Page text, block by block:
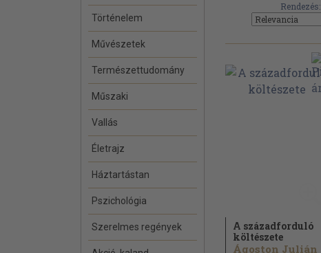
Történelem
Művészetek
Természettudomány
Műszaki
Vallás
Életrajz
Háztartástan
Pszichológia
Szerelmes regények
Rendezés:
A századforduló
költészete
Ágoston Julián